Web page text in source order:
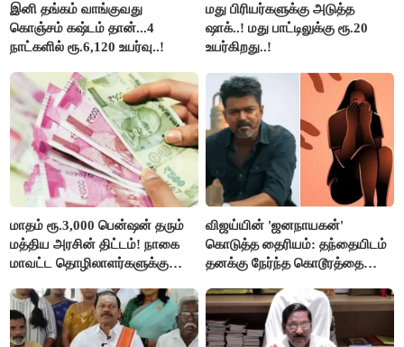
இனி தங்கம் வாங்குவது
கொஞ்சம் கஷ்டம் தான்...4
நாட்களில் ரூ.6,120 உயர்வு..!
மது பிரியர்களுக்கு அடுத்த
ஷாக்..! மது பாட்டிலுக்கு ரூ.20
உயர்கிறது..!
மாதம் ரூ.3,000 பென்ஷன் தரும்
மத்திய அரசின் திட்டம்! நாகை
மாவட்ட தொழிலாளர்களுக்கு
செய்தி!
விஜய்யின் 'ஜனநாயகன்'
கொடுத்த தைரியம்: தந்தையிடம்
தனக்கு நேர்ந்த கொடூரத்தை